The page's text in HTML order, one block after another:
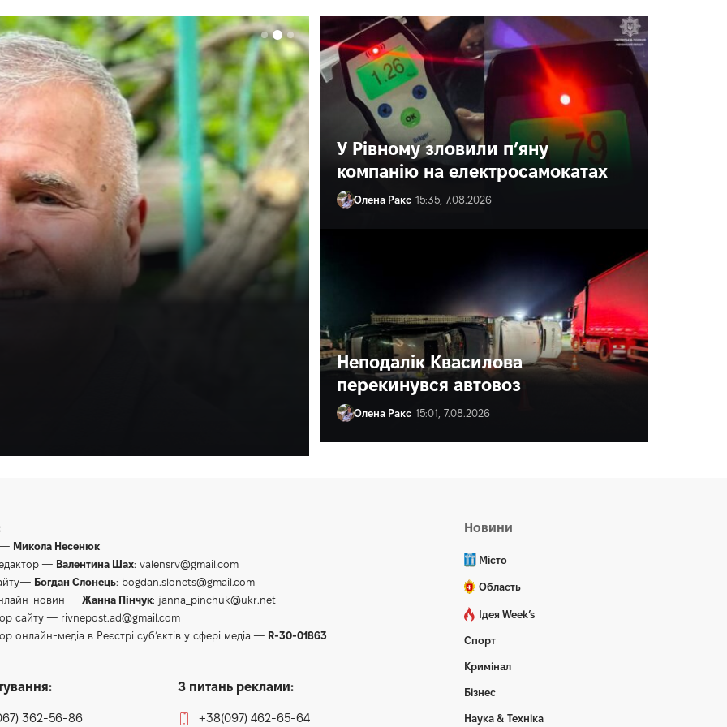
У Рівному зловили п’яну
компанію на електросамокатах
Олена Ракс 15:35, 7.08.2026
Неподалік Квасилова
перекинувся автовоз
Олена Ракс 15:01, 7.08.2026
— Микола Несенюк
— Валентина Шах: valensrv@gmail.com
Богдан Слонець: bogdan.slonets@gmail.com
новин — Жанна Пінчук: janna_pinchuk@ukr.net
сайту — rivnepost.ad@gmail.com
онлайн-медіа в Реєстрі суб’єктів у сфері медіа — R-30-01863
362-56-86
З питань реклами:
+38(097) 462-65-64
Новини
Місто
Область
Ідея Week’s
Спорт
Кримінал
Бізнес
Наука & Техніка